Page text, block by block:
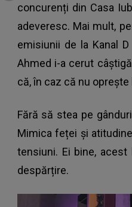
concurenți din Casa
adeveresc. Mai mult,
emisiunii de la Kanal
Ahmed i-a cerut
că, în caz că nu
Fără să stea pe
Mimica feței și
tensiuni. Ei bine,
despărțire.